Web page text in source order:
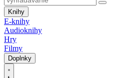
Knihy
E-knihy
Audioknihy
Hry
Filmy
Doplnky